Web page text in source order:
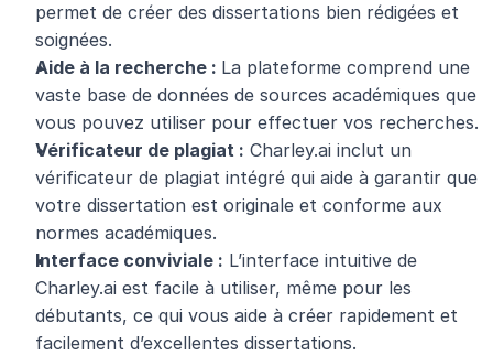
permet de créer des dissertations bien rédigées et
soignées.
Aide à la recherche : La plateforme comprend une
vaste base de données de sources académiques que
vous pouvez utiliser pour effectuer vos recherches.
Vérificateur de plagiat : Charley.ai inclut un
vérificateur de plagiat intégré qui aide à garantir que
votre dissertation est originale et conforme aux
normes académiques.
Interface conviviale : L’interface intuitive de
Charley.ai est facile à utiliser, même pour les
débutants, ce qui vous aide à créer rapidement et
facilement d’excellentes dissertations.